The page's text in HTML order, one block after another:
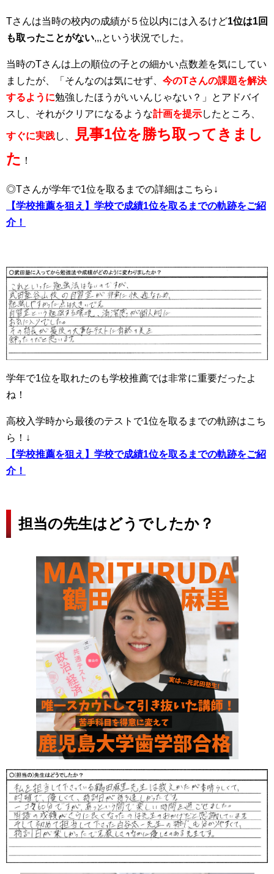
Tさんは当時の校内の成績が５位以内には入るけど1位は1回
も取ったことがない,,,という状況でした。
当時のTさんは上の順位の子との細かい点数差を気にしてい
ましたが、「そんなのは気にせず、 今のTさんの課題を解決
するように勉強したほうがいいんじゃない？」とアドバイ
スし、それがクリアになるような計画を提示したところ、
すぐに実践し、
見事1位を勝ち取ってきまし
た ！
◎Tさんが学年で1位を取るまでの詳細はこちら↓
【学校推薦を狙え】学校で成績1位を取るまでの軌跡をご紹
介！
学年で1位を取れたのも学校推薦では非常に重要だったよ
ね！
高校入学時から最後のテストで1位を取るまでの軌跡はこち
ら！↓
【学校推薦を狙え】学校で成績1位を取るまでの軌跡をご紹
介！
担当の先生はどうでしたか？